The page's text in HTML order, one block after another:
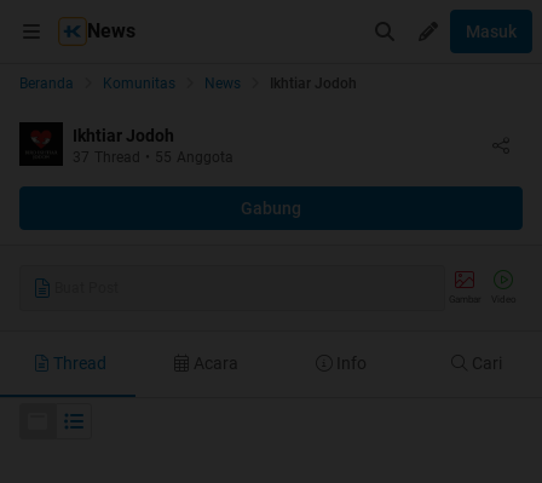
News Masuk
Beranda Komunitas News Ikhtiar Jodoh
Ikhtiar Jodoh
37 Thread • 55 Anggota
Gabung
Thread Acara Info Cari